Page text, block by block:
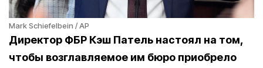
Mark Schiefelbein / AP
Директор ФБР Кэш Патель настоял на том,
чтобы возглавляемое им бюро приобрело